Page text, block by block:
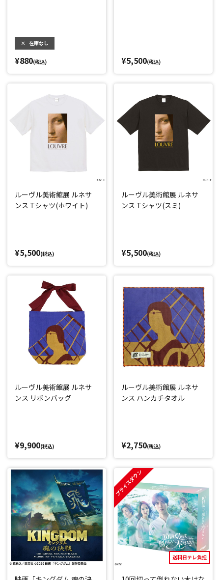
× 在庫なし
¥880(税込) ¥5,500(税込)
ルーヴル美術館展 ルネサ
ンス Tシャツ(ホワイト)
¥5,500(税込)
ルーヴル美術館展 ルネサ
ンス Tシャツ(スミ)
¥5,500(税込)
ルーヴル美術館展 ルネサ
ンス リボンバッグ
¥9,900(税込)
ルーヴル美術館展 ルネサ
ンス ハンカチタオル
¥2,750(税込)
送料日テレ負担
プライスダウン